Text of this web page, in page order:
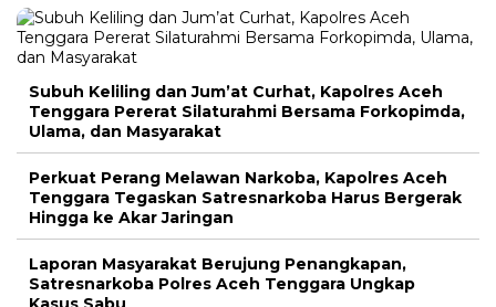
Subuh Keliling dan Jum’at Curhat, Kapolres Aceh
Tenggara Pererat Silaturahmi Bersama Forkopimda,
Ulama, dan Masyarakat
Perkuat Perang Melawan Narkoba, Kapolres Aceh
Tenggara Tegaskan Satresnarkoba Harus Bergerak
Hingga ke Akar Jaringan
Laporan Masyarakat Berujung Penangkapan,
Satresnarkoba Polres Aceh Tenggara Ungkap